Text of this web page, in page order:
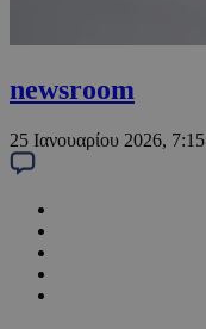
newsroom
25 Ιανουαρίου 2026, 7:15